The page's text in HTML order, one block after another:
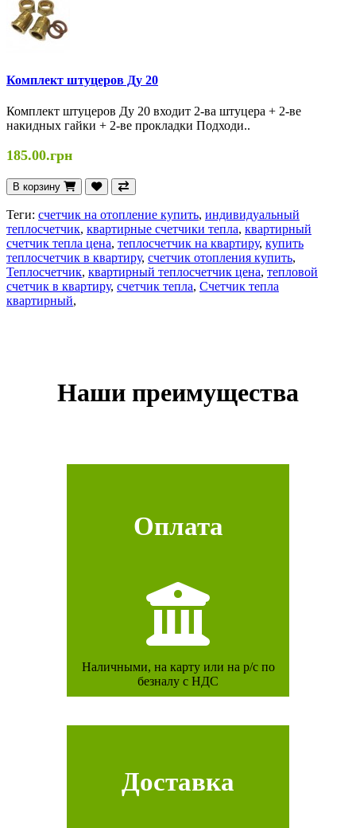
Комплект штуцеров Ду 20
Комплект штуцеров Ду 20 входит 2-ва штуцера + 2-ве
накидных гайки + 2-ве прокладки Подходи..
185.00.грн
В корзину
Теги: счетчик на отопление купить, индивидуальный
теплосчетчик, квартирные счетчики тепла, квартирный
счетчик тепла цена, теплосчетчик на квартиру, купить
теплосчетчик в квартиру, счетчик отопления купить,
Теплосчетчик, квартирный теплосчетчик цена, тепловой
счетчик в квартиру, счетчик тепла, Счетчик тепла
квартирный,
Наши преимущества
Оплата
Наличными, на карту или на р/с по
безналу с НДС
Доставка